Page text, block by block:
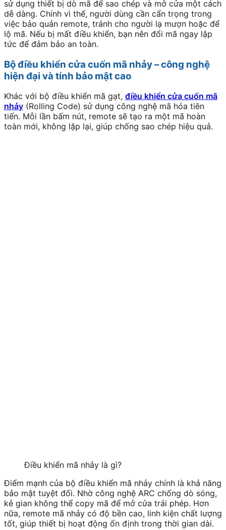
sử dụng thiết bị dò mã để sao chép và mở cửa một cách
dễ dàng. Chính vì thế, người dùng cần cẩn trọng trong
việc bảo quản remote, tránh cho người lạ mượn hoặc để
lộ mã. Nếu bị mất điều khiển, bạn nên đổi mã ngay lập
tức để đảm bảo an toàn.
Bộ điều khiển cửa cuốn mã nhảy – công nghệ
hiện đại và tính bảo mật cao
Khác với bộ điều khiển mã gạt, điều khiển cửa cuốn mã
nhảy (Rolling Code) sử dụng công nghệ mã hóa tiên
tiến. Mỗi lần bấm nút, remote sẽ tạo ra một mã hoàn
toàn mới, không lặp lại, giúp chống sao chép hiệu quả.
Điều khiển mã nhảy là gì?
Điểm mạnh của bộ điều khiển mã nhảy chính là khả năng
bảo mật tuyệt đối. Nhờ công nghệ ARC chống dò sóng,
kẻ gian không thể copy mã để mở cửa trái phép. Hơn
nữa, remote mã nhảy có độ bền cao, linh kiện chất lượng
tốt, giúp thiết bị hoạt động ổn định trong thời gian dài.